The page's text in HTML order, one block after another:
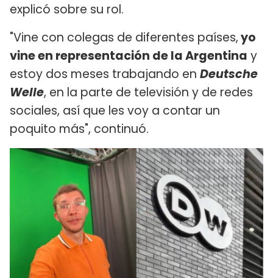
explicó sobre su rol.
"Vine con colegas de diferentes países,yo
vine en representación de la Argentina y
estoy dos meses trabajando en Deutsche
Welle, en la parte de televisión y de redes
sociales, así que les voy a contar un
poquito más", continuó.